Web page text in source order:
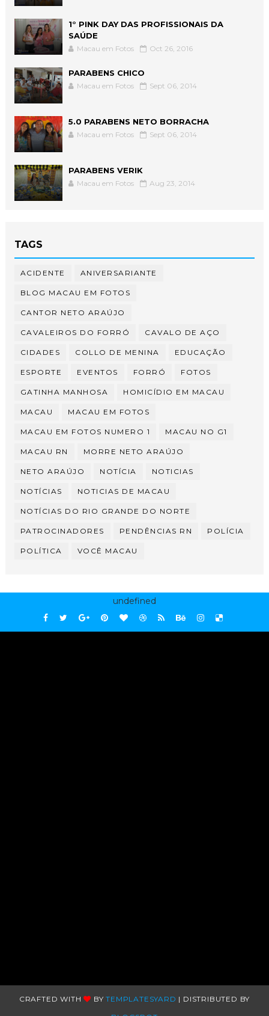
1° PINK DAY DAS PROFISSIONAIS DA
SAÚDE
Macau em Fotos Oct 26, 2016
PARABENS CHICO
Macau em Fotos Sept 06, 2014
5.0 PARABENS NETO BORRACHA
Macau em Fotos Sept 06, 2014
PARABENS VERIK
Macau em Fotos Aug 23, 2014
TAGS
ACIDENTE ANIVERSARIANTE
BLOG MACAU EM FOTOS
CANTOR NETO ARAÚJO
CAVALEIROS DO FORRÓ CAVALO DE AÇO
CIDADES COLLO DE MENINA EDUCAÇÃO
ESPORTE EVENTOS FORRÓ FOTOS
GATINHA MANHOSA HOMICÍDIO EM MACAU
MACAU MACAU EM FOTOS
MACAU EM FOTOS NUMERO 1 MACAU NO G1
MACAU RN MORRE NETO ARAÚJO
NETO ARAÚJO NOTÍCIA NOTICIAS
NOTÍCIAS NOTICIAS DE MACAU
NOTÍCIAS DO RIO GRANDE DO NORTE
PATROCINADORES PENDÊNCIAS RN POLÍCIA
POLÍTICA VOCÊ MACAU
undefined
CRAFTED WITH BYTEMPLATESYARD | DISTRIBUTED BY